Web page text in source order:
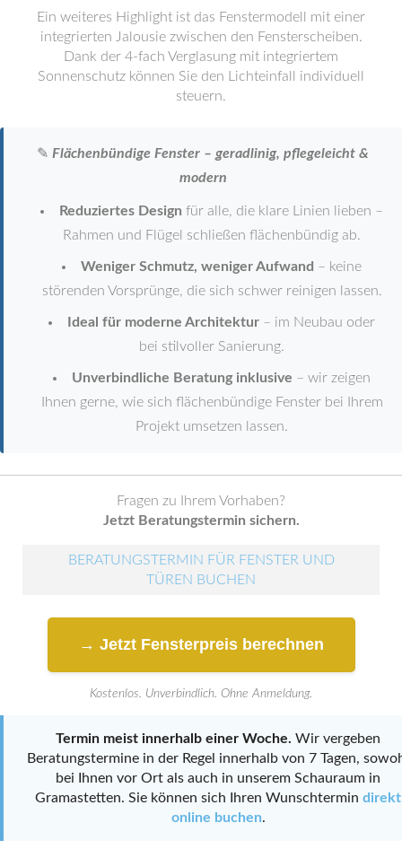
Ein weiteres Highlight ist das Fenstermodell mit einer
integrierten Jalousie zwischen den Fensterscheiben.
Dank der 4-fach Verglasung mit integriertem
Sonnenschutz können Sie den Lichteinfall individuell
steuern.
✎ Flächenbündige Fenster – geradlinig, pflegeleicht &
modern
Reduziertes Design für alle, die klare Linien lieben –
Rahmen und Flügel schließen flächenbündig ab.
Weniger Schmutz, weniger Aufwand – keine
störenden Vorsprünge, die sich schwer reinigen lassen.
Ideal für moderne Architektur – im Neubau oder
bei stilvoller Sanierung.
Unverbindliche Beratung inklusive – wir zeigen
Ihnen gerne, wie sich flächenbündige Fenster bei Ihrem
Projekt umsetzen lassen.
Fragen zu Ihrem Vorhaben?
Jetzt Beratungstermin sichern.
BERATUNGSTERMIN FÜR FENSTER UND
TÜREN BUCHEN
→ Jetzt Fensterpreis berechnen
Kostenlos. Unverbindlich. Ohne Anmeldung.
Termin meist innerhalb einer Woche. Wir vergeben
Beratungstermine in der Regel innerhalb von 7 Tagen,
bei Ihnen vor Ort als auch in unserem Schauraum in
Gramastetten. Sie können sich Ihren Wunschtermin direkt
online buchen.